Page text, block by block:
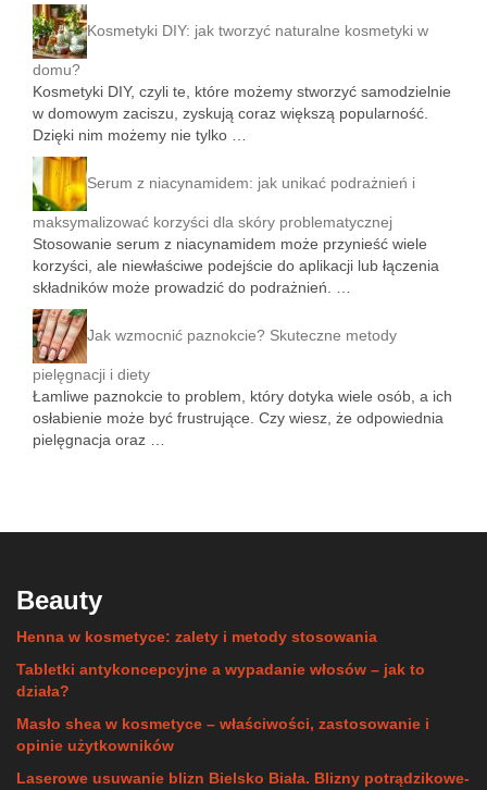
Kosmetyki DIY: jak tworzyć naturalne kosmetyki w
domu?
Kosmetyki DIY, czyli te, które możemy stworzyć samodzielnie
w domowym zaciszu, zyskują coraz większą popularność.
Dzięki nim możemy nie tylko …
Serum z niacynamidem: jak unikać podrażnień i
maksymalizować korzyści dla skóry problematycznej
Stosowanie serum z niacynamidem może przynieść wiele
korzyści, ale niewłaściwe podejście do aplikacji lub łączenia
składników może prowadzić do podrażnień. …
Jak wzmocnić paznokcie? Skuteczne metody
pielęgnacji i diety
Łamliwe paznokcie to problem, który dotyka wiele osób, a ich
osłabienie może być frustrujące. Czy wiesz, że odpowiednia
pielęgnacja oraz …
Beauty
Henna w kosmetyce: zalety i metody stosowania
Tabletki antykoncepcyjne a wypadanie włosów – jak to
działa?
Masło shea w kosmetyce – właściwości, zastosowanie i
opinie użytkowników
Laserowe usuwanie blizn Bielsko Biała. Blizny potrądzikowe-